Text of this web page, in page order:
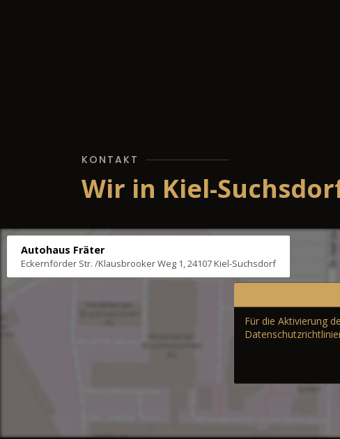
KONTAKT
Wir in Kiel-
Autohaus Fräter
Eckernförder Str. /Klausbrooker Weg 1, 24107 Kiel-Suchsdorf
Für die Aktivierung